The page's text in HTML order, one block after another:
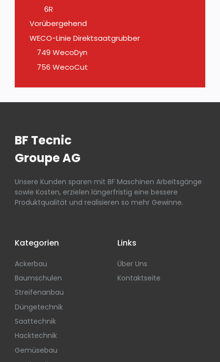
6R
Vorübergehend
WECO-Linie Direktsaatgrubber
749 WecoDyn
756 WecoCut
BF Tecnic
Groupe AG
Unsere Kunden sparen mit BF Maschinen Arbeitsgänge
sowie Kosten, erzielen längerfristig eine bessere
Produktqualität und realisieren so mehr Gewinne.
Kategorien
Ackerbau
Baumschulen
Streifenanbau
Düngetechnik
Saattechnik
Hacktechnik
Gemüsebau
Links
Über Uns
Kontaktseite